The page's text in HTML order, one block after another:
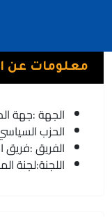
معلومات عن
الجهة :جهة
الحزب
الفريق :فريق
اللجنة:لجنة